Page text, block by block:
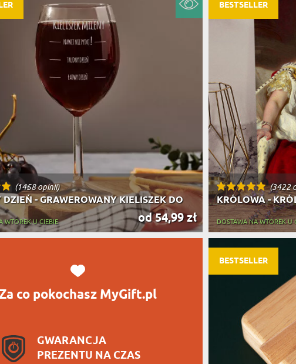
DLAFIRM
PODRÓŻNIKA
ŻARTOWNISIA
SZKLANKI DO PIWA
(1458 opinii)
DZIEŃ - GRAWEROWANY KIELISZEK DO
od 54,99 zł
WTOREK U CIEBIE
co pokochasz MyGift.pl
GWARANCJA
PREZENTU NA CZAS
(3422
KRÓLOWA -
DOSTAWA NA WTOREK U
BESTSELLER
BESTSELLER